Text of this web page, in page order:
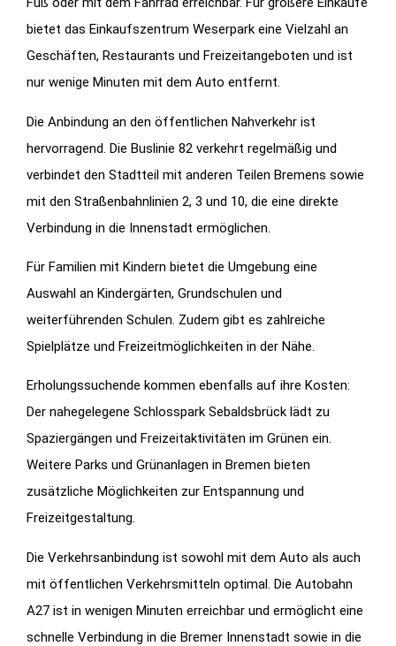
bietet das Einkaufszentrum Weserpark eine Vielzahl an
Geschäften, Restaurants und Freizeitangeboten und ist
nur wenige Minuten mit dem Auto entfernt.
Die Anbindung an den öffentlichen Nahverkehr ist
hervorragend. Die Buslinie 82 verkehrt regelmäßig und
verbindet den Stadtteil mit anderen Teilen Bremens sowie
mit den Straßenbahnlinien 2, 3 und 10, die eine direkte
Verbindung in die Innenstadt ermöglichen.
Für Familien mit Kindern bietet die Umgebung eine
Auswahl an Kindergärten, Grundschulen und
weiterführenden Schulen. Zudem gibt es zahlreiche
Spielplätze und Freizeitmöglichkeiten in der Nähe.
Erholungssuchende kommen ebenfalls auf ihre Kosten:
Der nahegelegene Schlosspark Sebaldsbrück lädt zu
Spaziergängen und Freizeitaktivitäten im Grünen ein.
Weitere Parks und Grünanlagen in Bremen bieten
zusätzliche Möglichkeiten zur Entspannung und
Freizeitgestaltung.
Die Verkehrsanbindung ist sowohl mit dem Auto als auch
mit öffentlichen Verkehrsmitteln optimal. Die Autobahn
A27 ist in wenigen Minuten erreichbar und ermöglicht eine
schnelle Verbindung in die Bremer Innenstadt sowie in die